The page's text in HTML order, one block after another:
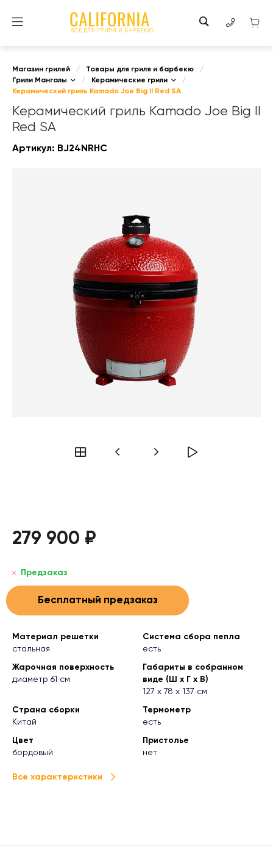
ВСЕ ДЛЯ ГРИЛЯ И БАРБЕКЮ
Магазин грилей / Товары для гриля и барбекю
/
Грили Мангалы
/ Керамические грили
/
Керамический гриль Kamado Joe Big II Red SA
Керамический гриль Kamado Joe Big II
Red SA
Артикул: BJ24NRHC
279 900 ₽
Предзаказ
Бесплатный предзаказ
Материал решетки
стальная
Система сбора пепла
есть
Жарочная поверхность
диаметр 61 см
Габариты в собранном
виде (Ш х Г х В)
127 х 78 х 137 см
Страна сборки
Китай
Термометр
есть
Цвет
бордовый
Пристолье
нет
Все характеристики